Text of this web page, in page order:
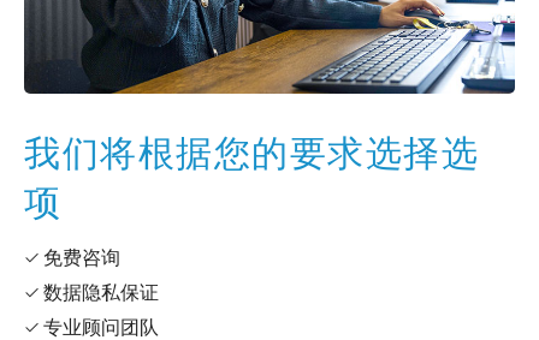
我们将根据您的要求选择选
项
✓ 免费咨询
✓ 数据隐私保证
✓ 专业顾问团队